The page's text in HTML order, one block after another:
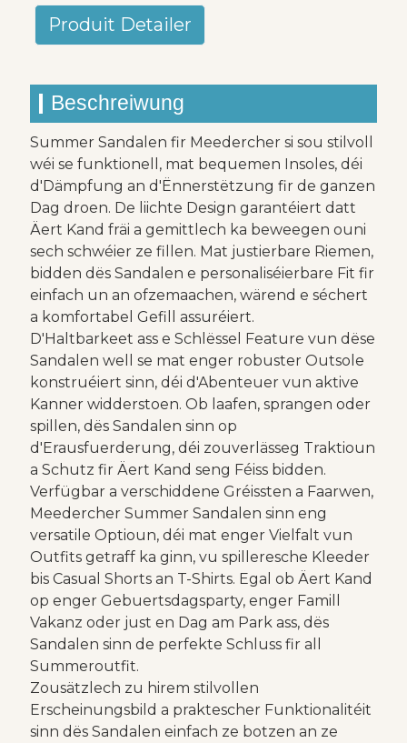
Produit Detailer
Beschreiwung
Summer Sandalen fir Meedercher si sou stilvoll
wéi se funktionell, mat bequemen Insoles, déi
d'Dämpfung an d'Ënnerstëtzung fir de ganzen
Dag droen. De liichte Design garantéiert datt
Äert Kand fräi a gemittlech ka beweegen ouni
sech schwéier ze fillen. Mat justierbare Riemen,
bidden dës Sandalen e personaliséierbare Fit fir
einfach un an ofzemaachen, wärend e séchert
a komfortabel Gefill assuréiert.
D'Haltbarkeet ass e Schlëssel Feature vun dëse
Sandalen well se mat enger robuster Outsole
konstruéiert sinn, déi d'Abenteuer vun aktive
Kanner widderstoen. Ob laafen, sprangen oder
spillen, dës Sandalen sinn op
d'Erausfuerderung, déi zouverlässeg Traktioun
a Schutz fir Äert Kand seng Féiss bidden.
Verfügbar a verschiddene Gréissten a Faarwen,
Meedercher Summer Sandalen sinn eng
versatile Optioun, déi mat enger Vielfalt vun
Outfits getraff ka ginn, vu spilleresche Kleeder
bis Casual Shorts an T-Shirts. Egal ob Äert Kand
op enger Gebuertsdagsparty, enger Famill
Vakanz oder just en Dag am Park ass, dës
Sandalen sinn de perfekte Schluss fir all
Summeroutfit.
Zousätzlech zu hirem stilvollen
Erscheinungsbild a praktescher Funktionalitéit
sinn dës Sandalen einfach ze botzen an ze